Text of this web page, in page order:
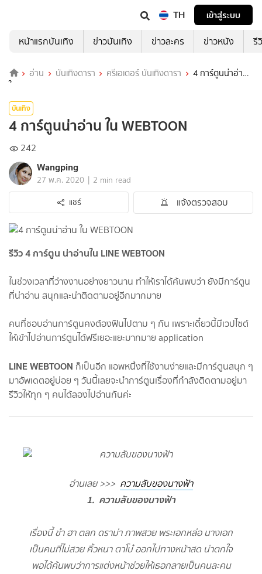
TH
เข้าสู่ระบบ
หน้าแรกบันเทิง
ข่าวบันเทิง ข่าวละคร ข่าวหนัง รี
อ่าน บันเทิงดารา ครีเอเตอร์ บันเทิงดารา
4 การ์ตูนน่าอ่าน
ใน WEBTOON
บันเทิง
4 การ์ตูนน่าอ่าน ใน WEBTOON
242
Wangping
27 พ.ค. 2020 | 2 min read
แชร์
แจ้งตรวจสอบ
รีวิว 4 การ์ตูน น่าอ่านใน LINE WEBTOON
ในช่วงเวลาที่ว่างงานอย่างยาวนาน ทำให้เราได้ค้นพบว่า ยังมีการ์ตูน
ที่น่าอ่าน สนุกและน่าติดตามอยู่อีกมากมาย
คนที่ชอบอ่านการ์ตูนคงต้องฟินไปตาม ๆ กัน เพราะเดี๋ยวนี้มีเวปไซต์
ให้เข้าไปอ่านการ์ตูนได้ฟรีเยอะแยะมากมาย application
LINE WEBTOON ก็เป็นอีก แอพหนึ่งที่ใช้งานง่ายและมีการ์ตูนสนุก ๆ
มาอัพเดตอยู่บ่อย ๆ วันนี้เลยจะนำการ์ตูนเรื่องที่กำลังติดตามอยู่มา
รีวิวให้ทุก ๆ คนได้ลองไปอ่านกันค่ะ
อ่านเลย >>> ความลับของนางฟ้า
1. ความลับของนางฟ้า
เรื่องนี้ ขำ ฮา ตลก ดราม่า ภาพสวย พระเอกหล่อ นางเอก
เป็นคนที่ไม่สวย คิ้วหนา ตาโบ๋ ออกไปทางหน้าสด น่าตกใจ
พอได้ค้นพบว่าการแต่งหน้าช่วยให้เธอกลายเป็นคนละคน